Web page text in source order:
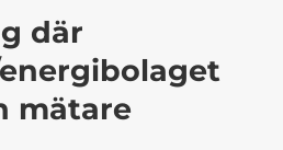
där
mätare